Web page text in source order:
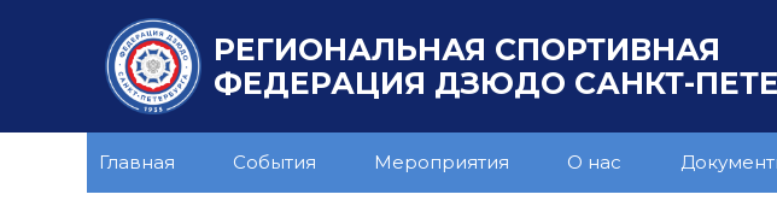
РЕГИОНАЛЬНАЯ СПОРТИВНАЯ
ФЕДЕРАЦИЯ ДЗЮДО САНКТ-
Главная События Мероприятия О нас